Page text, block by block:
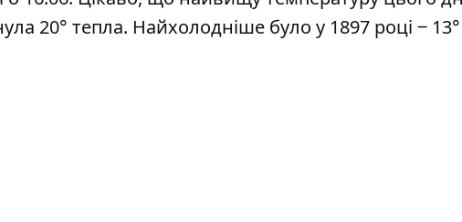
20° тепла. Найхолодніше було у 1897 році ‒ 13°